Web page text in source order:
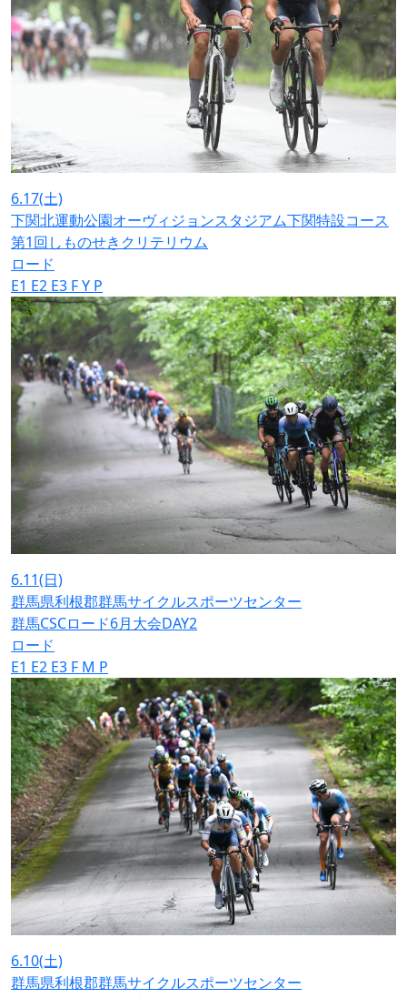
6.17(土)
下関北運動公園オーヴィジョンスタジアム下関特設コース
第1回しものせきクリテリウム
ロード
E1 E2 E3 FY P
6.11(日)
群馬県利根郡群馬サイクルスポーツセンター
群馬CSCロード6月大会DAY2
ロード
E1 E2 E3 F M P
6.10(土)
群馬県利根郡群馬サイクルスポーツセンター